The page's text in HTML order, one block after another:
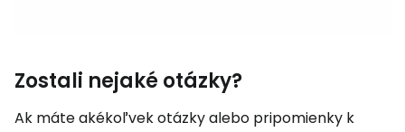
Zostali nejaké otázky?
Ak máte akékoľvek otázky alebo pripomienky k